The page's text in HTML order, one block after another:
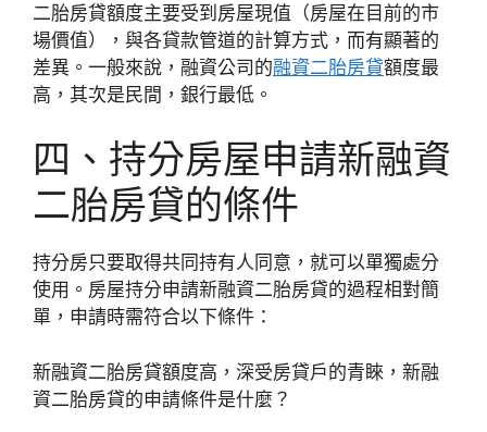
二胎房貸額度主要受到房屋現值（房屋在目前的市
場價值），與各貸款管道的計算方式，而有顯著的
差異。一般來說，融資公司的融資二胎房貸額度最
高，其次是民間，銀行最低。
四、持分房屋申請新融資
二胎房貸的條件
持分房只要取得共同持有人同意，就可以單獨處分
使用。房屋持分申請新融資二胎房貸的過程相對簡
單，申請時需符合以下條件：
新融資二胎房貸額度高，深受房貸戶的青睞，新融
資二胎房貸的申請條件是什麼？